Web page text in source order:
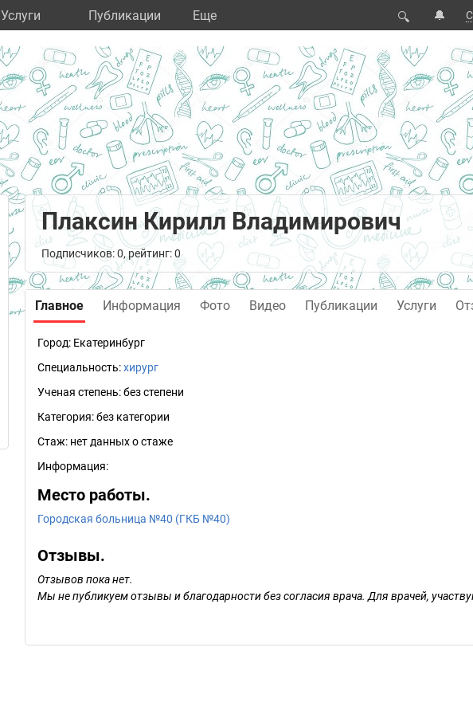
Услуги Публикации Eще 🔍 🔔
Плаксин Кирилл Владимирович
Подписчиков: 0, рейтинг: 0
Главное Информация Фото Видео Публикации Услуги
Город: Екатеринбург
Специальность:хирург
Ученая степень:без степени
Категория:без категории
Стаж: нет данных о стаже
Информация:
Место работы.
Городская больница №40 (ГКБ №40)
Отзывы.
Отзывов пока нет.
Мы не публикуем отзывы и благодарности без согласия врача. Для врачей,